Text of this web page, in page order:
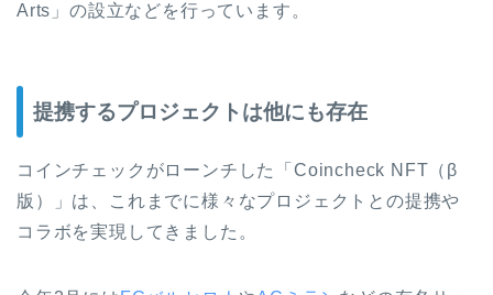
Arts」の設立などを行っています。
提携するプロジェクトは他にも存在
コインチェックがローンチした「Coincheck NFT（β
版）」は、これまでに様々なプロジェクトとの提携や
コラボを実現してきました。